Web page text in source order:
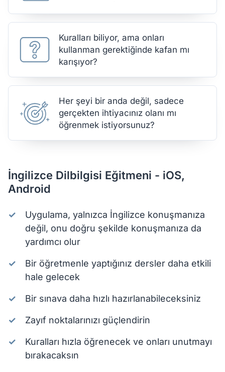
Kuralları biliyor, ama onları
kullanman gerektiğinde kafan mı
karışıyor?
Her şeyi bir anda değil, sadece
gerçekten ihtiyacınız olanı mı
öğrenmek istiyorsunuz?
İngilizce Dilbilgisi Eğitmeni - iOS,
Android
Uygulama, yalnızca İngilizce konuşmanıza
değil, onu doğru şekilde konuşmanıza da
yardımcı olur
Bir öğretmenle yaptığınız dersler daha etkili
hale gelecek
Bir sınava daha hızlı hazırlanabileceksiniz
Zayıf noktalarınızı güçlendirin
Kuralları hızla öğrenecek ve onları unutmayı
bırakacaksın